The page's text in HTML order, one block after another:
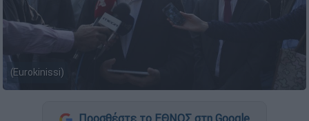
(Eurokinissi)
Προσθέστε το ΕΘΝΟΣ στη Google